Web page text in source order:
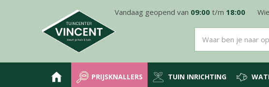
Vandaag geopend van 09:00 t/m 18:00
PRIJSKNALLERS TUIN INRICHTING